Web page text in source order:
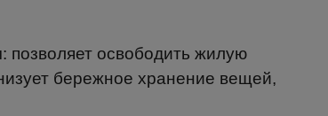
позволяет освободить жилую
бережное хранение вещей,